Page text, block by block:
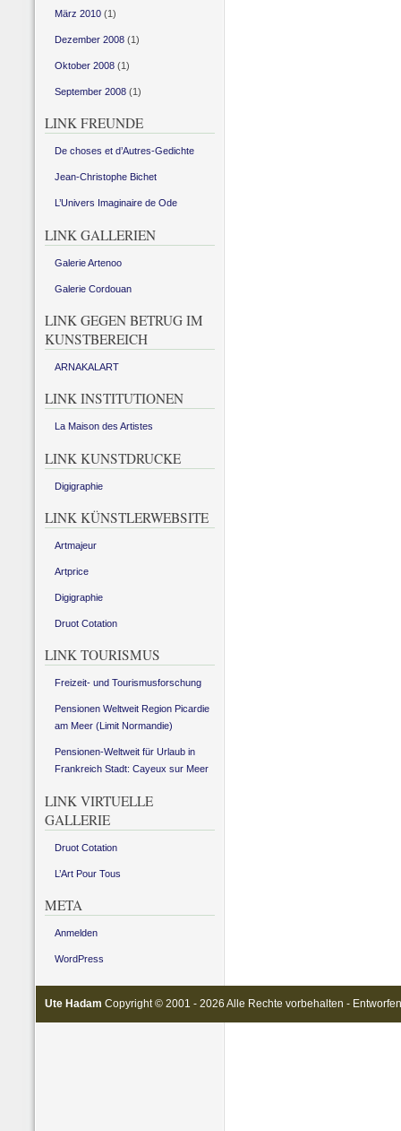
März 2010(1)
Dezember 2008(1)
Oktober 2008(1)
September 2008(1)
LINK FREUNDE
De choses et d’Autres-Gedichte
Jean-Christophe Bichet
L’Univers Imaginaire de Ode
LINK GALLERIEN
Galerie Artenoo
Galerie Cordouan
LINK GEGEN BETRUG IM
KUNSTBEREICH
ARNAKALART
LINK INSTITUTIONEN
La Maison des Artistes
LINK KUNSTDRUCKE
Digigraphie
LINK KÜNSTLERWEBSITE
Artmajeur
Artprice
Digigraphie
Druot Cotation
LINK TOURISMUS
Freizeit- und Tourismusforschung
Pensionen Weltweit Region Picardie
am Meer (Limit Normandie)
Pensionen-Weltweit für Urlaub in
Frankreich Stadt: Cayeux sur Meer
LINK VIRTUELLE
GALLERIE
Druot Cotation
L’Art Pour Tous
META
Anmelden
WordPress
Ute Hadam Copyright © 2001 - 2026 Alle Rechte vorbehalten -